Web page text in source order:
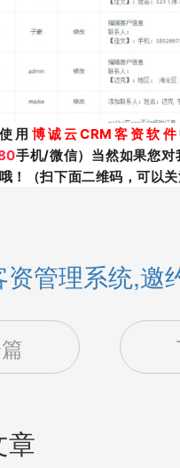
用 博诚云CRM客资软件
手机/微信）当然如果您对
！（扫下面二维码，可以关
资管理系统,邀
章